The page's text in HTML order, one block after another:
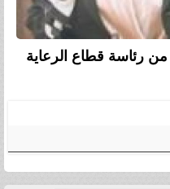
رئاسة قطاع الرعاية